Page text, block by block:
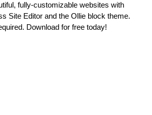
fully-customizable websites with
Site Editor and the Ollie block theme.
Download for free today!